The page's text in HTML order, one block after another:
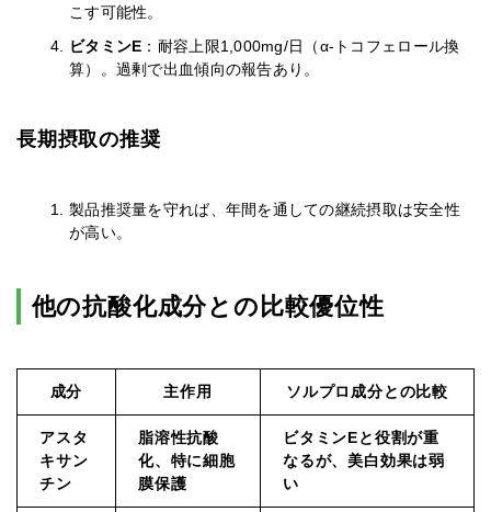
こす可能性。
ビタミンE ：耐容上限1,000mg/日（α-トコフェロール換
算）。過剰で出血傾向の報告あり。
長期摂取の推奨
製品推奨量を守れば、年間を通しての継続摂取は安全性
が高い。
他の抗酸化成分との比較優位性
成分 主作用 ソルプロ成分との比較
アスタ
キサン
チン
脂溶性抗酸
化、特に細胞
膜保護
ビタミンEと役割が重
なるが、美白効果は弱
い